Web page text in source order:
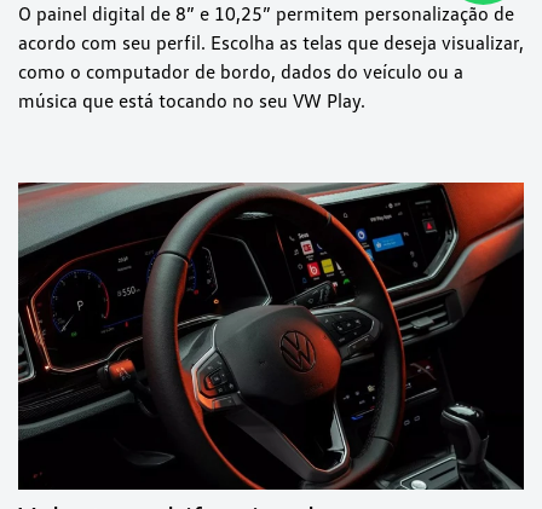
O painel digital de 8” e 10,25” permitem personalização de
acordo com seu perfil. Escolha as telas que deseja visualizar,
como o computador de bordo, dados do veículo ou a
música que está tocando no seu VW Play.